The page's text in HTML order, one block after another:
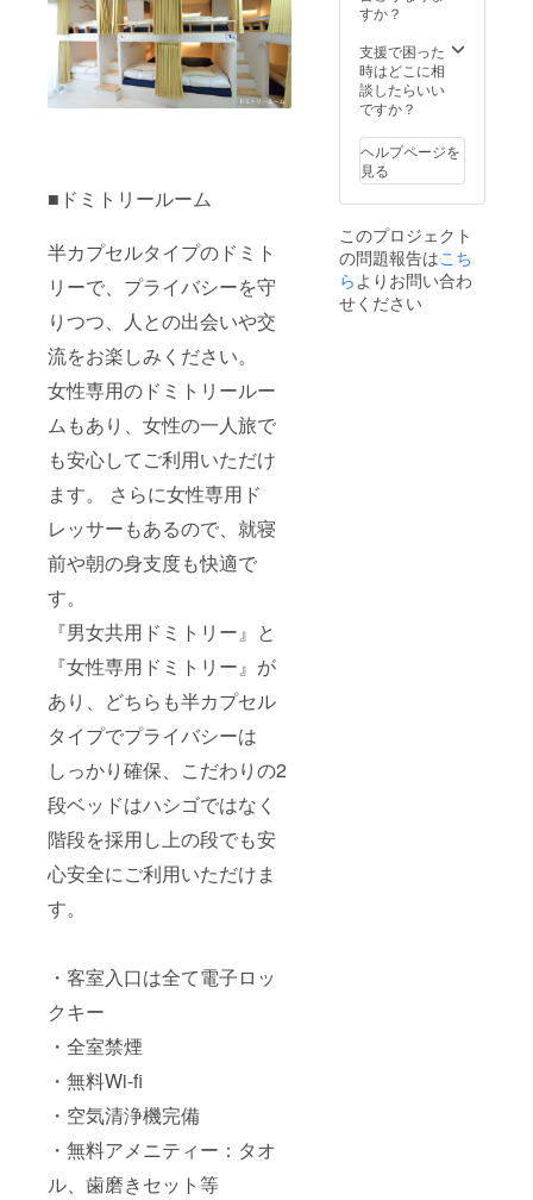
■ドミトリールーム
半カプセルタイプのドミト
リーで、プライバシーを守
りつつ、人との出会いや交
流をお楽しみください。
女性専用のドミトリールー
ムもあり、女性の一人旅で
も安心してご利用いただけ
ます。 さらに女性専用ド
レッサーもあるので、就寝
前や朝の身支度も快適で
す。
『男女共用ドミトリー』と
『女性専用ドミトリー』が
あり、どちらも半カプセル
タイプでプライバシーは
しっかり確保、こだわりの2
段ベッドはハシゴではなく
階段を採用し上の段でも安
心安全にご利用いただけま
す。
・客室入口は全て電子ロッ
クキー
・全室禁煙
・無料Wi-fi
・空気清浄機完備
・無料アメニティー：タオ
ル、歯磨きセット等
すか？
支援で困った
時はどこに相
談したらいい
ですか？
ヘルプページを
見る
このプロジェクト
の問題報告はこち
ら よりお問い合わ
せください